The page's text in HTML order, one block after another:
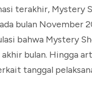
terakhir, Mystery
bulan November
bahwa Mystery
akhir bulan. Hingga
tanggal